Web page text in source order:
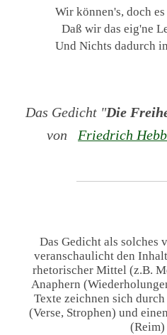
Wir können's, doch
Daß wir das eig'ne
Und Nichts dadurch
Das Gedicht "Die
von
Friedrich
Das Gedicht als solches
veranschaulicht den
rhetorischer Mittel (z.B.
Anaphern
Texte zeichnen sich
(Verse, Strophen) und
(Reim)